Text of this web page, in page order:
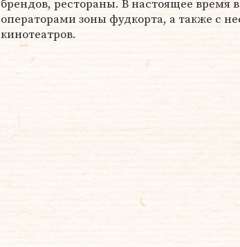
брендов, рестораны. В настоящее время
операторами зоны фудкорта, а также с
кинотеатров.